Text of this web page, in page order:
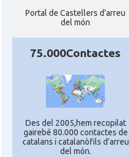
Portal de Castellers d'arreu
del món
75.000Contactes
Des del 2005,hem recopilat
gairebé 80.000 contactes de
catalans i catalanòfils d'arreu
del món.